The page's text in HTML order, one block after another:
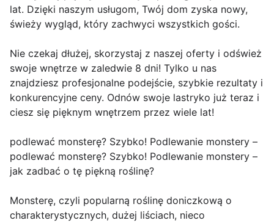
lat. Dzięki naszym usługom, Twój dom zyska nowy,
świeży wygląd, który zachwyci wszystkich gości.
Nie czekaj dłużej, skorzystaj z naszej oferty i odśwież
swoje wnętrze w zaledwie 8 dni! Tylko u nas
znajdziesz profesjonalne podejście, szybkie rezultaty i
konkurencyjne ceny. Odnów swoje lastryko już teraz i
ciesz się pięknym wnętrzem przez wiele lat!
podlewać monsterę? Szybko! Podlewanie monstery –
podlewać monsterę? Szybko! Podlewanie monstery –
jak zadbać o tę piękną roślinę?
Monsterę, czyli popularną roślinę doniczkową o
charakterystycznych, dużej liściach, nieco